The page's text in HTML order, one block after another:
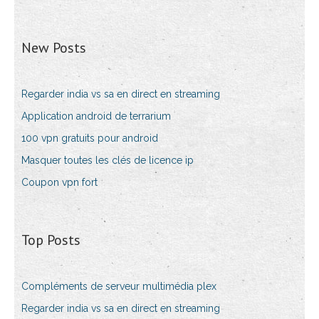
New Posts
Regarder india vs sa en direct en streaming
Application android de terrarium
100 vpn gratuits pour android
Masquer toutes les clés de licence ip
Coupon vpn fort
Top Posts
Compléments de serveur multimédia plex
Regarder india vs sa en direct en streaming